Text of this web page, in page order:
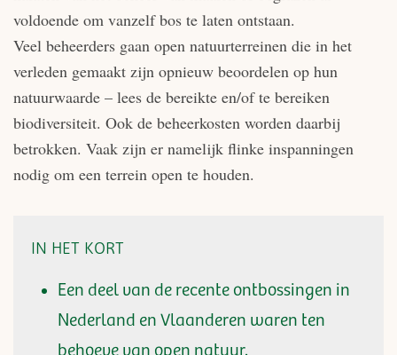
voldoende om vanzelf bos te laten ontstaan.
Veel beheerders gaan open natuurterreinen die in het
verleden gemaakt zijn opnieuw beoordelen op hun
natuurwaarde – lees de bereikte en/of te bereiken
biodiversiteit. Ook de beheerkosten worden daarbij
betrokken. Vaak zijn er namelijk flinke inspanningen
nodig om een terrein open te houden.
IN HET KORT
Een deel van de recente ontbossingen in
Nederland en Vlaanderen waren ten